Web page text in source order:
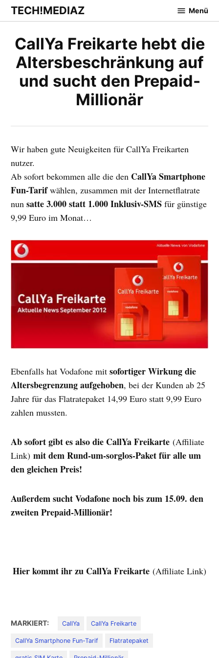
Zum
Inhalt
TECH!MEDIAZ Menü
CallYa Freikarte hebt die
Altersbeschränkung auf
und sucht den Prepaid-
Millionär
Wir haben gute Neuigkeiten für CallYa Freikarten
nutzer.
Ab sofort bekommen alle die den CallYa Smartphone
Fun-Tarifwählen, zusammen mit der Internetflatrate
nunsatte 3.000 statt 1.000 Inklusiv-SMS für günstige
9,99 Euro im Monat…
Ebenfalls hat Vodafone mitsofortiger Wirkung die
Altersbegrenzung aufgehoben, bei der Kunden ab 25
Jahre für das Flatratepaket 14,99 Euro statt 9,99 Euro
zahlen mussten.
Ab sofort gibt es also die CallYa Freikarte(Affiliate
Link) mit dem Rund-um-sorglos-Paket für alle um
den gleichen Preis!
Außerdem sucht Vodafone noch bis zum 15.09. den
zweiten Prepaid-Millionär!
Hier kommt ihr zu CallYa Freikarte (Affiliate Link)
MARKIERT: CallYa CallYa Freikarte
CallYa Smartphone Fun-Tarif Flatratepaket